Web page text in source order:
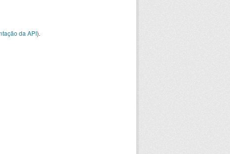
da API).